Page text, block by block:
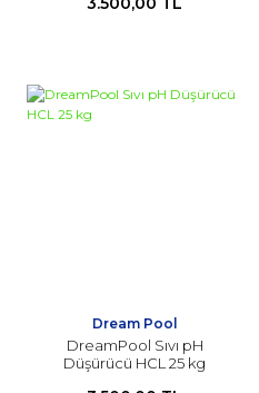
Dream Pool
DreamPool Sıvı pH
Düşürücü HCL 25 kg